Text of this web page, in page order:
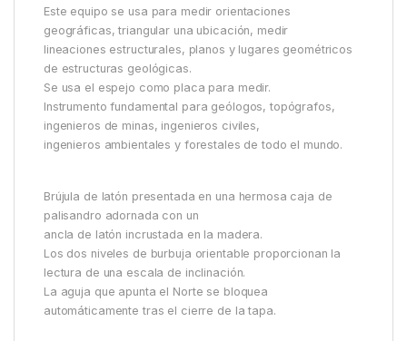
Este equipo se usa para medir orientaciones
geográficas, triangular una ubicación, medir
lineaciones estructurales, planos y lugares geométricos
de estructuras geológicas.
Se usa el espejo como placa para medir.
Instrumento fundamental para geólogos, topógrafos,
ingenieros de minas, ingenieros civiles,
ingenieros ambientales y forestales de todo el mundo.
Brújula de latón presentada en una hermosa caja de
palisandro adornada con un
ancla de latón incrustada en la madera.
Los dos niveles de burbuja orientable proporcionan la
lectura de una escala de inclinación.
La aguja que apunta el Norte se bloquea
automáticamente tras el cierre de la tapa.